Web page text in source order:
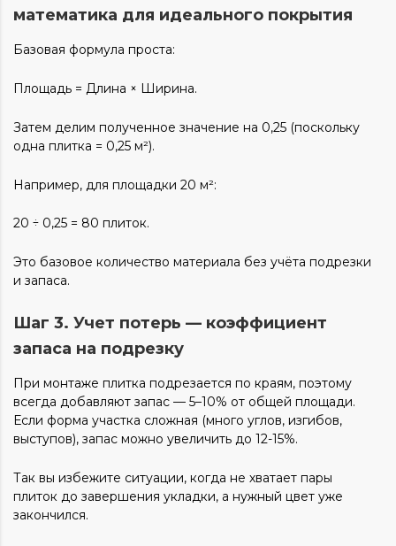
математика для идеального покрытия
Базовая формула проста:
Площадь = Длина × Ширина.
Затем делим полученное значение на 0,25 (поскольку
одна плитка = 0,25 м²).
Например, для площадки 20 м²:
20 ÷ 0,25 = 80 плиток.
Это базовое количество материала без учёта подрезки
и запаса.
Шаг 3. Учет потерь — коэффициент
запаса на подрезку
При монтаже плитка подрезается по краям, поэтому
всегда добавляют запас — 5–10% от общей площади.
Если форма участка сложная (много углов, изгибов,
выступов), запас можно увеличить до 12-15%.
Так вы избежите ситуации, когда не хватает пары
плиток до завершения укладки, а нужный цвет уже
закончился.